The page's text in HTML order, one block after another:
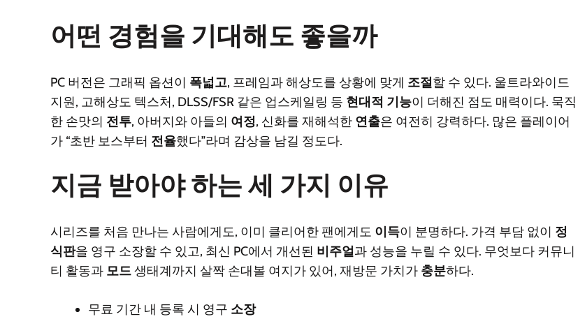
어떤 경험을 기대해도 좋을까
PC 버전은 그래픽 옵션이 폭넓고, 프레임과 해상도를 상황에 맞게 조절할 수 있다. 울트라와이드
지원, 고해상도 텍스처, DLSS/FSR 같은 업스케일링 등 현대적 기능이 더해진 점도 매력이다. 묵직
한 손맛의 전투, 아버지와 아들의 여정, 신화를 재해석한 연출은 여전히 강력하다. 많은 플레이어
가 “초반 보스부터 전율했다”라며 감상을 남길 정도다.
지금 받아야 하는 세 가지 이유
시리즈를 처음 만나는 사람에게도, 이미 클리어한 팬에게도 이득이 분명하다. 가격 부담 없이 정
식판을 영구 소장할 수 있고, 최신 PC에서 개선된 비주얼과 성능을 누릴 수 있다. 무엇보다 커뮤니
티 활동과 모드생태계까지 살짝 손대볼 여지가 있어, 재방문 가치가 충분하다.
무료 기간 내 등록 시 영구 소장